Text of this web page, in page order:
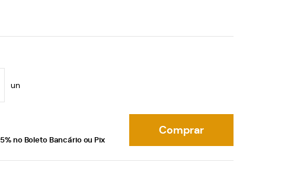
un
5%no Boleto Bancário ou Pix
Comprar